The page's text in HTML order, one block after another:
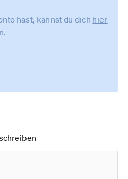
hast, kannst du dich hier
.